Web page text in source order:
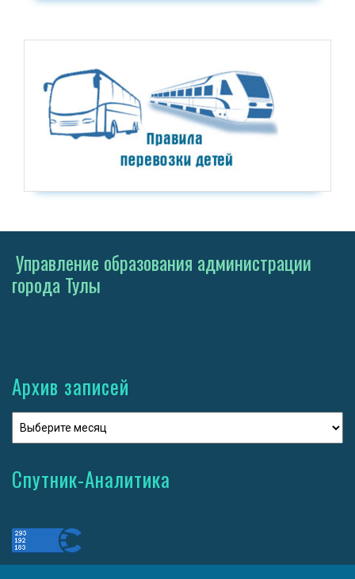
Управление образования администрации
города Тулы
Архив записей
Спутник-Аналитика